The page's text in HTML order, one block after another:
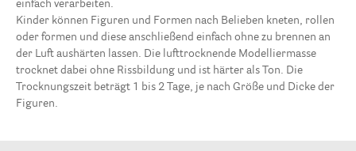
einfach verarbeiten.
Kinder können Figuren und Formen nach Belieben kneten, rollen
oder formen und diese anschließend einfach ohne zu brennen an
der Luft aushärten lassen. Die lufttrocknende Modelliermasse
trocknet dabei ohne Rissbildung und ist härter als Ton. Die
Trocknungszeit beträgt 1 bis 2 Tage, je nach Größe und Dicke der
Figuren.